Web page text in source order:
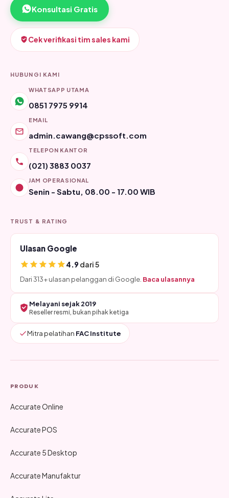
Konsultasi Gratis
Cek verifikasi tim sales kami
HUBUNGI KAMI
WHATSAPP UTAMA
0851 7975 9914
EMAIL
admin.cawang@cpssoft.com
TELEPON KANTOR
(021) 3883 0037
JAM OPERASIONAL
Senin - Sabtu, 08.00 - 17.00 WIB
TRUST & RATING
Ulasan Google
4.9dari 5
Dari 313+ ulasan pelanggan di Google. Baca ulasannya
Melayani sejak 2019
Reseller resmi, bukan pihak ketiga
Mitra pelatihan FAC Institute
PRODUK
Accurate Online
Accurate POS
Accurate 5 Desktop
Accurate Manufaktur